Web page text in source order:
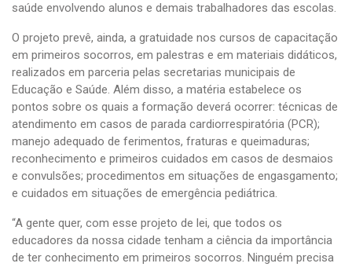
saúde envolvendo alunos e demais trabalhadores das escolas.
O projeto prevê, ainda, a gratuidade nos cursos de capacitação
em primeiros socorros, em palestras e em materiais didáticos,
realizados em parceria pelas secretarias municipais de
Educação e Saúde. Além disso, a matéria estabelece os
pontos sobre os quais a formação deverá ocorrer: técnicas de
atendimento em casos de parada cardiorrespiratória (PCR);
manejo adequado de ferimentos, fraturas e queimaduras;
reconhecimento e primeiros cuidados em casos de desmaios
e convulsões; procedimentos em situações de engasgamento;
e cuidados em situações de emergência pediátrica.
“A gente quer, com esse projeto de lei, que todos os
educadores da nossa cidade tenham a ciência da importância
de ter conhecimento em primeiros socorros. Ninguém precisa